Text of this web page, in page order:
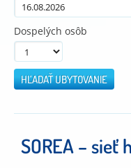
Dospelých osôb
HĽADAŤ UBYTOVANIE
SOREA – sieť